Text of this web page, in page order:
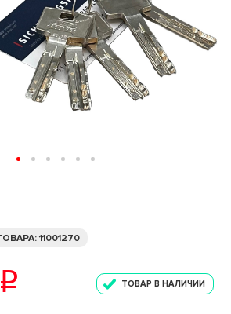
11001270
p ТОВАР В НАЛИЧИИ